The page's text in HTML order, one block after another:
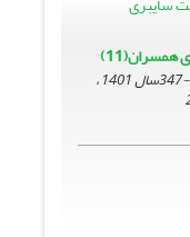
دوره 31، فروردین تا تیرماه344-345-346-347سال 1401 ،